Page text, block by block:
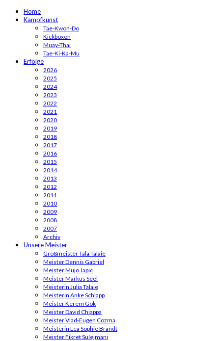
Home
Kampfkunst
Tae-Kwon-Do
Kickboxen
Muay-Thai
Tae-Ki-Ka-Mu
Erfolge
2026
2025
2024
2023
2022
2021
2020
2019
2018
2017
2016
2015
2014
2013
2012
2011
2010
2009
2008
2007
Archiv
Unsere Meister
Großmeister Tala Talaie
Meister Dennis Gabriel
Meister Mujo Japic
Meister Markus Seel
Meisterin Julia Talaie
Meisterin Anke Schlapp
Meister Kerem Gök
Meister David Chiappa
Meister Vlad-Eugen Cozma
Meisterin Lea Sophie Brandt
Meister Fikret Sulejmani